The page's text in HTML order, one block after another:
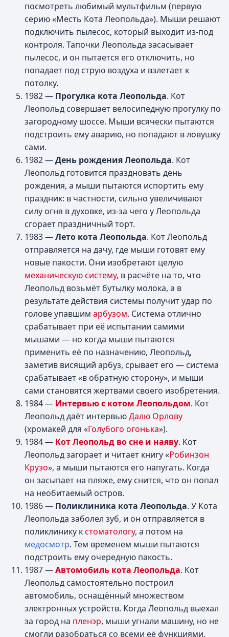
посмотреть любимый мультфильм (первую
серию «Месть Кота Леопольда»). Мыши решают
подключить пылесос, который выходит из-под
контроля. Тапочки Леопольда засасывает
пылесос, и он пытается его отключить, но
попадает под струю воздуха и взлетает к
потолку.
1982 — Прогулка кота Леопольда. Кот
Леопольд совершает велосипедную прогулку по
загородному шоссе. Мыши всячески пытаются
подстроить ему аварию, но попадают в ловушку
сами.
1982 —День рождения Леопольда. Кот
Леопольд готовится праздновать день
рождения, а мыши пытаются испортить ему
праздник: в частности, сильно увеличивают
силу огня в духовке, из-за чего у Леопольда
сгорает праздничный торт.
1983 —Лето кота Леопольда. Кот Леопольд
отправляется на дачу, где мыши готовят ему
новые пакости. Они изобретают целую
механическую систему, в расчёте на то, что
Леопольд возьмёт бутылку молока, а в
результате действия системы получит удар по
голове упавшим арбузом. Система отлично
срабатывает при её испытании самими
мышами — но когда мыши пытаются
применить её по назначению, Леопольд,
заметив висящий арбуз, срывает его — система
срабатывает «в обратную сторону», и мыши
сами становятся жертвами своего изобретения.
1984 — Интервью с котом Леопольдом. Кот
Леопольд даёт интервьюДалю Орлову
(хромакей для «Голубого огонька»).
1984 — Кот Леопольд во сне и наяву. Кот
Леопольд загорает и читает книгу «Робинзон
Крузо», а мыши пытаются его напугать. Когда
он засыпает на пляже, ему снится, что он попал
на необитаемый остров.
1986 — Поликлиника кота Леопольда. У Кота
Леопольда заболел зуб, и он отправляется в
поликлинику кстоматологу, а потом на
медосмотр. Тем временем мыши пытаются
подстроить ему очередную пакость.
1987 —Автомобиль кота Леопольда. Кот
Леопольд самостоятельно построил
автомобиль, оснащённый множеством
электронных устройств. Когда Леопольд выехал
за город на пленэр, мыши угнали машину, но не
смогли разобраться со всеми её функциями.